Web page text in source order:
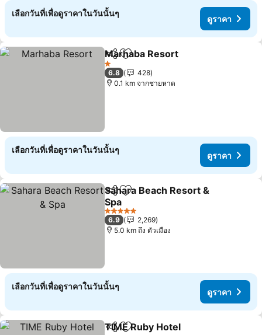
เลือกวันที่เพื่อดูราคาในวันนั้นๆ
ดูราคา
แชร์ เพิ่มในรายการโปรด
Marhaba Resort
1 ดาว
6.8
428
0.1 km จากชายหาด
เลือกวันที่เพื่อดูราคาในวันนั้นๆ
ดูราคา
แชร์ เพิ่มในรายการโปรด
Sahara Beach Resort &
Spa
5 ดาว
6.9
2,269
5.0 km ถึง ตัวเมือง
เลือกวันที่เพื่อดูราคาในวันนั้นๆ
ดูราคา
แชร์
TIME Ruby Hotel